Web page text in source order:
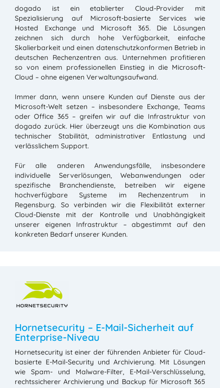
dogado ist ein etablierter Cloud-Provider mit
Spezialisierung auf Microsoft-basierte Services wie
Hosted Exchange und Microsoft 365. Die Lösungen
zeichnen sich durch hohe Verfügbarkeit, einfache
Skalierbarkeit und einen datenschutzkonformen Betrieb in
deutschen Rechenzentren aus. Unternehmen profitieren
so von einem professionellen Einstieg in die Microsoft-
Cloud – ohne eigenen Verwaltungsaufwand.
Immer dann, wenn unsere Kunden auf Dienste aus der
Microsoft-Welt setzen – insbesondere Exchange, Teams
oder Office 365 – greifen wir auf die Infrastruktur von
dogado zurück. Hier überzeugt uns die Kombination aus
technischer Stabilität, administrativer Entlastung und
verlässlichem Support.
Für alle anderen Anwendungsfälle, insbesondere
individuelle Serverlösungen, Webanwendungen oder
spezifische Branchendienste, betreiben wir eigene
hochverfügbare Systeme im Rechenzentrum in
Regensburg. So verbinden wir die Flexibilität externer
Cloud-Dienste mit der Kontrolle und Unabhängigkeit
unserer eigenen Infrastruktur – abgestimmt auf den
konkreten Bedarf unserer Kunden.
Hornetsecurity – E-Mail-Sicherheit auf
Enterprise-Niveau
Hornetsecurity ist einer der führenden Anbieter für Cloud-
basierte E-Mail-Security und Archivierung. Mit Lösungen
wie Spam- und Malware-Filter, E-Mail-Verschlüsselung,
rechtssicherer Archivierung und Backup für Microsoft 365